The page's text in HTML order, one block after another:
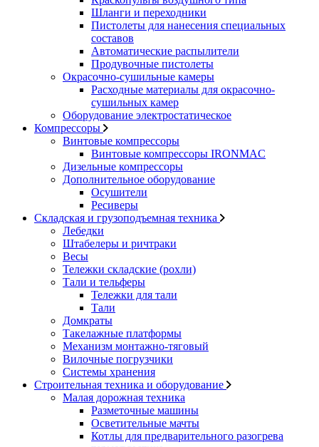
Шланги и переходники
Пистолеты для нанесения специальных
составов
Автоматические распылители
Продувочные пистолеты
Окрасочно-сушильные камеры
Расходные материалы для окрасочно-
сушильных камер
Оборудование электростатическое
Компрессоры
Винтовые компрессоры
Винтовые компрессоры IRONMAC
Дизельные компрессоры
Дополнительное оборудование
Осушители
Ресиверы
Складская и грузоподъемная техника
Лебедки
Штабелеры и ричтраки
Весы
Тележки складские (рохли)
Тали и тельферы
Тележки для тали
Тали
Домкраты
Такелажные платформы
Механизм монтажно-тяговый
Вилочные погрузчики
Системы хранения
Строительная техника и оборудование
Малая дорожная техника
Разметочные машины
Осветительные мачты
Котлы для предварительного разогрева